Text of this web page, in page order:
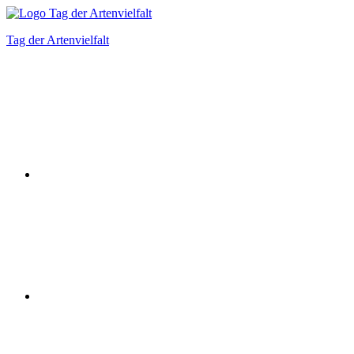
Zum
springen
Tag der Artenvielfalt